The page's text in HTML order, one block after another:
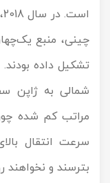
چینی، منبع
تشکیل داده
شمالی به ژاپن
مراتب کم شده
سرعت انتقال
بترسند و